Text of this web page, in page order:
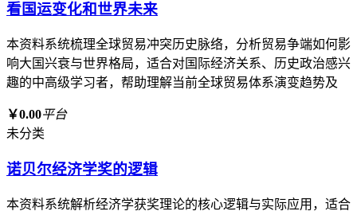
看国运变化和世界未来
本资料系统梳理全球贸易冲突历史脉络，分析贸易争端如何影
响大国兴衰与世界格局，适合对国际经济关系、历史政治感兴
趣的中高级学习者，帮助理解当前全球贸易体系演变趋势及
￥0.00平台
未分类
诺贝尔经济学奖的逻辑
本资料系统解析经济学获奖理论的核心逻辑与实际应用，适合